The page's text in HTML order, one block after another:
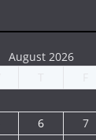
August 2026
6 7